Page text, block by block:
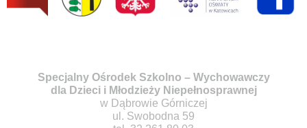
Specjalny Ośrodek Szkolno – Wychowawczy
dla Dzieci i Młodzieży Niepełnosprawnej
w Dąbrowie Górniczej
ul. Swobodna 59